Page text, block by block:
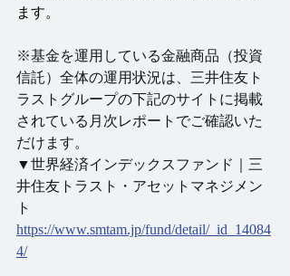
ます。
※基金を運用している金融商品（投資
信託）全体の運用状況は、三井住友ト
ラストグループの下記のサイトに掲載
されている月次レポートでご確認いた
だけます。
▼世界経済インデックスファンド｜三
井住友トラスト・アセットマネジメン
ト
https://www.smtam.jp/fund/detail/_id_14084
4/